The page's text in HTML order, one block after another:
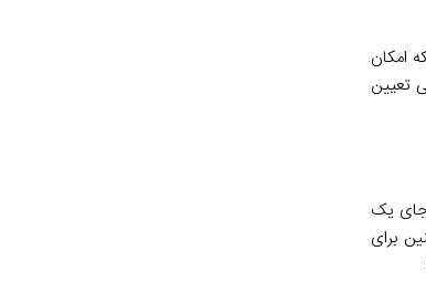
امکان
تعیین
جای یک
برای